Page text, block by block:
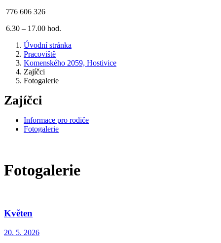
776 606 326
6.30 – 17.00 hod.
Úvodní stránka
Pracoviště
Komenského 2059, Hostivice
Zajíčci
Fotogalerie
Zajíčci
Informace pro rodiče
Fotogalerie
Fotogalerie
Květen
20. 5. 2026